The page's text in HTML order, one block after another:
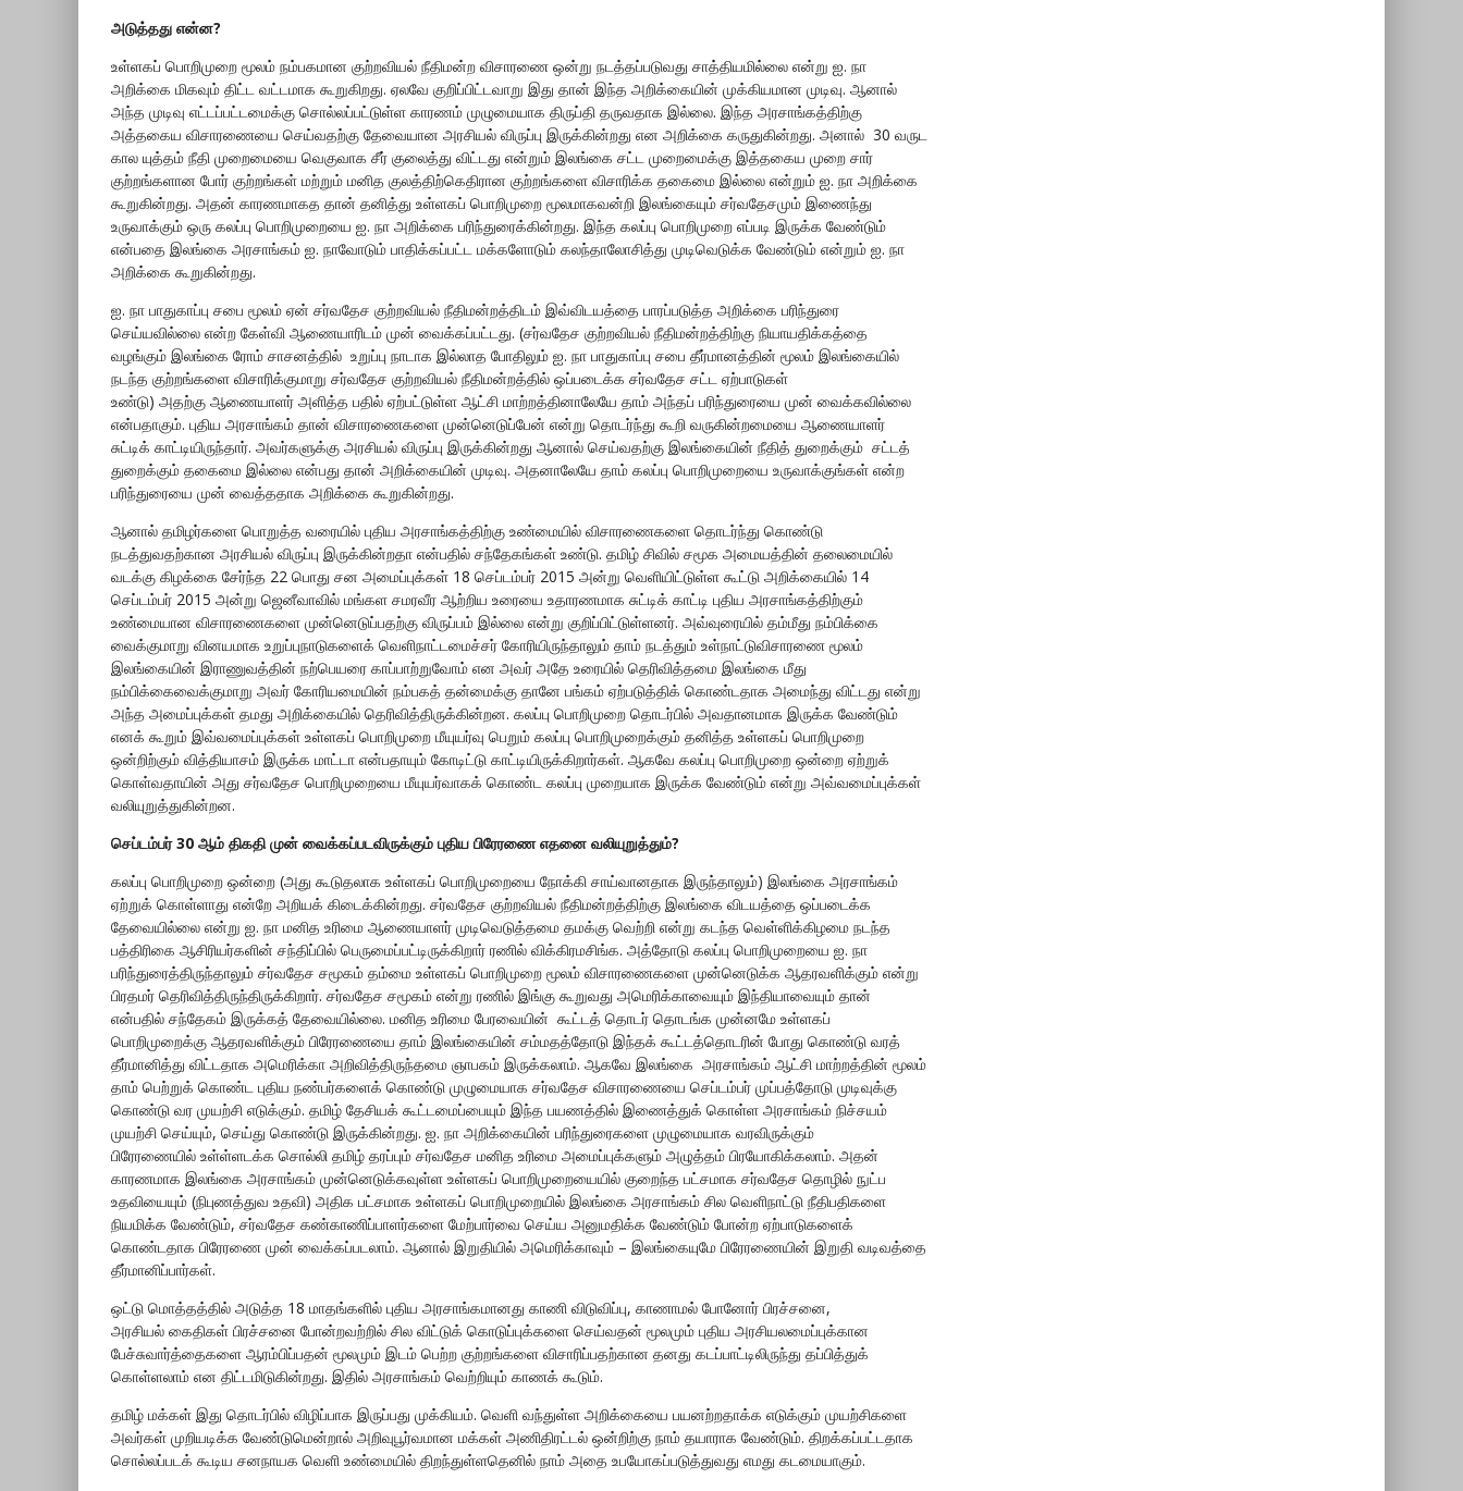
அடுத்தது என்ன?
உள்ளகப் பொறிமுறை மூலம் நம்பகமான குற்றவியல் நீதிமன்ற விசாரணை ஒன்று நடத்தப்படுவது சாத்தியமில்லை என்று ஐ. நா
அறிக்கை மிகவும் திட்ட வட்டமாக கூறுகிறது. ஏலவே குறிப்பிட்டவாறு இது தான் இந்த அறிக்கையின் முக்கியமான முடிவு. ஆனால்
அந்த முடிவு எட்டப்பட்டமைக்கு சொல்லப்பட்டுள்ள காரணம் முழுமையாக திருப்தி தருவதாக இல்லை. இந்த அரசாங்கத்திற்கு
அத்தகைய விசாரணையை செய்வதற்கு தேவையான அரசியல் விருப்பு இருக்கின்றது என அறிக்கை கருதுகின்றது. அனால் 30 வருட
கால யுத்தம் நீதி முறைமையை வெகுவாக சீர் குலைத்து விட்டது என்றும் இலங்கை சட்ட முறைமைக்கு இத்தகைய முறை சார்
குற்றங்களான போர் குற்றங்கள் மற்றும் மனித குலத்திற்கெதிரான குற்றங்களை விசாரிக்க தகைமை இல்லை என்றும் ஐ. நா அறிக்கை
கூறுகின்றது. அதன் காரணமாகத தான் தனித்து உள்ளகப் பொறிமுறை மூலமாகவன்றி இலங்கையும் சர்வதேசமும் இணைந்து
உருவாக்கும் ஒரு கலப்பு பொறிமுறையை ஐ. நா அறிக்கை பரிந்துரைக்கின்றது. இந்த கலப்பு பொறிமுறை எப்படி இருக்க வேண்டும்
என்பதை இலங்கை அரசாங்கம் ஐ. நாவோடும் பாதிக்கப்பட்ட மக்களோடும் கலந்தாலோசித்து முடிவெடுக்க வேண்டும் என்றும் ஐ. நா
அறிக்கை கூறுகின்றது.
ஐ. நா பாதுகாப்பு சபை மூலம் ஏன் சர்வதேச குற்றவியல் நீதிமன்றத்திடம் இவ்விடயத்தை பாரப்படுத்த அறிக்கை பரிந்துரை
செய்யவில்லை என்ற கேள்வி ஆணையாரிடம் முன் வைக்கப்பட்டது. (சர்வதேச குற்றவியல் நீதிமன்றத்திற்கு நியாயதிக்கத்தை
வழங்கும் இலங்கை ரோம் சாசனத்தில் உறுப்பு நாடாக இல்லாத போதிலும் ஐ. நா பாதுகாப்பு சபை தீர்மானத்தின் மூலம் இலங்கையில்
நடந்த குற்றங்களை விசாரிக்குமாறு சர்வதேச குற்றவியல் நீதிமன்றத்தில் ஒப்படைக்க சர்வதேச சட்ட ஏற்பாடுகள்
உண்டு) அதற்கு ஆணையாளர் அளித்த பதில் ஏற்பட்டுள்ள ஆட்சி மாற்றத்தினாலேயே தாம் அந்தப் பரிந்துரையை முன் வைக்கவில்லை
என்பதாகும். புதிய அரசாங்கம் தான் விசாரணைகளை முன்னெடுப்பேன் என்று தொடர்ந்து கூறி வருகின்றமையை ஆணையாளர்
சுட்டிக் காட்டியிருந்தார். அவர்களுக்கு அரசியல் விருப்பு இருக்கின்றது ஆனால் செய்வதற்கு இலங்கையின் நீதித் துறைக்கும் சட்டத்
துறைக்கும் தகைமை இல்லை என்பது தான் அறிக்கையின் முடிவு. அதனாலேயே தாம் கலப்பு பொறிமுறையை உருவாக்குங்கள் என்ற
பரிந்துரையை முன் வைத்ததாக அறிக்கை கூறுகின்றது.
ஆனால் தமிழர்களை பொறுத்த வரையில் புதிய அரசாங்கத்திற்கு உண்மையில் விசாரணைகளை தொடர்ந்து கொண்டு
நடத்துவதற்கான அரசியல் விருப்பு இருக்கின்றதா என்பதில் சந்தேகங்கள் உண்டு. தமிழ் சிவில் சமூக அமையத்தின் தலைமையில்
வடக்கு கிழக்கை சேர்ந்த 22 பொது சன அமைப்புக்கள் 18 செப்டம்பர் 2015 அன்று வெளியிட்டுள்ள கூட்டு அறிக்கையில் 14
செப்டம்பர் 2015 அன்று ஜெனீவாவில் மங்கள சமரவீர ஆற்றிய உரையை உதாரணமாக சுட்டிக் காட்டி புதிய அரசாங்கத்திற்கும்
உண்மையான விசாரணைகளை முன்னெடுப்பதற்கு விருப்பம் இல்லை என்று குறிப்பிட்டுள்ளனர். அவ்வுரையில் தம்மீது நம்பிக்கை
வைக்குமாறு வினயமாக உறுப்புநாடுகளைக் வெளிநாட்டமைச்சர் கோரியிருந்தாலும் தாம் நடத்தும் உள்நாட்டுவிசாரணை மூலம்
இலங்கையின் இராணுவத்தின் நற்பெயரை காப்பாற்றுவோம் என அவர் அதே உரையில் தெரிவித்தமை இலங்கை மீது
நம்பிக்கைவைக்குமாறு அவர் கோரியமையின் நம்பகத் தன்மைக்கு தானே பங்கம் ஏற்படுத்திக் கொண்டதாக அமைந்து விட்டது என்று
அந்த அமைப்புக்கள் தமது அறிக்கையில் தெரிவித்திருக்கின்றன. கலப்பு பொறிமுறை தொடர்பில் அவதானமாக இருக்க வேண்டும்
எனக் கூறும் இவ்வமைப்புக்கள் உள்ளகப் பொறிமுறை மீயுயர்வு பெறும் கலப்பு பொறிமுறைக்கும் தனித்த உள்ளகப் பொறிமுறை
ஒன்றிற்கும் வித்தியாசம் இருக்க மாட்டா என்பதாயும் கோடிட்டு காட்டியிருக்கிறார்கள். ஆகவே கலப்பு பொறிமுறை ஒன்றை ஏற்றுக்
கொள்வதாயின் அது சர்வதேச பொறிமுறையை மீயுயர்வாகக் கொண்ட கலப்பு முறையாக இருக்க வேண்டும் என்று அவ்வமைப்புக்கள்
வலியுறுத்துகின்றன.
செப்டம்பர் 30 ஆம் திகதி முன் வைக்கப்படவிருக்கும் புதிய பிரேரணை எதனை வலியுறுத்தும்?
கலப்பு பொறிமுறை ஒன்றை (அது கூடுதலாக உள்ளகப் பொறிமுறையை நோக்கி சாய்வானதாக இருந்தாலும்) இலங்கை அரசாங்கம்
ஏற்றுக் கொள்ளாது என்றே அறியக் கிடைக்கின்றது. சர்வதேச குற்றவியல் நீதிமன்றத்திற்கு இலங்கை விடயத்தை ஒப்படைக்க
தேவையில்லை என்று ஐ. நா மனித உரிமை ஆணையாளர் முடிவெடுத்தமை தமக்கு வெற்றி என்று கடந்த வெள்ளிக்கிழமை நடந்த
பத்திரிகை ஆசிரியர்களின் சந்திப்பில் பெருமைப்பட்டிருக்கிறார் ரணில் விக்கிரமசிங்க. அத்தோடு கலப்பு பொறிமுறையை ஐ. நா
பரிந்துரைத்திருந்தாலும் சர்வதேச சமூகம் தம்மை உள்ளகப் பொறிமுறை மூலம் விசாரணைகளை முன்னெடுக்க ஆதரவளிக்கும் என்று
பிரதமர் தெரிவித்திருந்திருக்கிறார். சர்வதேச சமூகம் என்று ரணில் இங்கு கூறுவது அமெரிக்காவையும் இந்தியாவையும் தான்
என்பதில் சந்தேகம் இருக்கத் தேவையில்லை. மனித உரிமை பேரவையின் கூட்டத் தொடர் தொடங்க முன்னமே உள்ளகப்
பொறிமுறைக்கு ஆதரவளிக்கும் பிரேரணையை தாம் இலங்கையின் சம்மதத்தோடு இந்தக் கூட்டத்தொடரின் போது கொண்டு வரத்
தீர்மானித்து விட்டதாக அமெரிக்கா அறிவித்திருந்தமை ஞாபகம் இருக்கலாம். ஆகவே இலங்கை அரசாங்கம் ஆட்சி மாற்றத்தின் மூலம்
தாம் பெற்றுக் கொண்ட புதிய நண்பர்களைக் கொண்டு முழுமையாக சர்வதேச விசாரணையை செப்டம்பர் முப்பத்தோடு முடிவுக்கு
கொண்டு வர முயற்சி எடுக்கும். தமிழ் தேசியக் கூட்டமைப்பையும் இந்த பயணத்தில் இணைத்துக் கொள்ள அரசாங்கம் நிச்சயம்
முயற்சி செய்யும், செய்து கொண்டு இருக்கின்றது. ஐ. நா அறிக்கையின் பரிந்துரைகளை முழுமையாக வரவிருக்கும்
பிரேரணையில் உள்ள்ளடக்க சொல்லி தமிழ் தரப்பும் சர்வதேச மனித உரிமை அமைப்புக்களும் அழுத்தம் பிரயோகிக்கலாம். அதன்
காரணமாக இலங்கை அரசாங்கம் முன்னெடுக்கவுள்ள உள்ளகப் பொறிமுறையையில் குறைந்த பட்சமாக சர்வதேச தொழில் நுட்ப
உதவியையும் (நிபுணத்துவ உதவி) அதிக பட்சமாக உள்ளகப் பொறிமுறையில் இலங்கை அரசாங்கம் சில வெளிநாட்டு நீதிபதிகளை
நியமிக்க வேண்டும், சர்வதேச கண்காணிப்பாளர்களை மேற்பார்வை செய்ய அனுமதிக்க வேண்டும் போன்ற ஏற்பாடுகளைக்
கொண்டதாக பிரேரணை முன் வைக்கப்படலாம். ஆனால் இறுதியில் அமெரிக்காவும் – இலங்கையுமே பிரேரணையின் இறுதி வடிவத்தை
தீர்மானிப்பார்கள்.
ஒட்டு மொத்தத்தில் அடுத்த 18 மாதங்களில் புதிய அரசாங்கமானது காணி விடுவிப்பு, காணாமல் போனோர் பிரச்சனை,
அரசியல் கைதிகள் பிரச்சனை போன்றவற்றில் சில விட்டுக் கொடுப்புக்களை செய்வதன் மூலமும் புதிய அரசியலமைப்புக்கான
பேச்சுவார்த்தைகளை ஆரம்பிப்பதன் மூலமும் இடம் பெற்ற குற்றங்களை விசாரிப்பதற்கான தனது கடப்பாட்டிலிருந்து தப்பித்துக்
கொள்ளலாம் என திட்டமிடுகின்றது. இதில் அரசாங்கம் வெற்றியும் காணக் கூடும்.
தமிழ் மக்கள் இது தொடர்பில் விழிப்பாக இருப்பது முக்கியம். வெளி வந்துள்ள அறிக்கையை பயனற்றதாக்க எடுக்கும் முயற்சிகளை
அவர்கள் முறியடிக்க வேண்டுமென்றால் அறிவுபூர்வமான மக்கள் அணிதிரட்டல் ஒன்றிற்கு நாம் தயாராக வேண்டும். திறக்கப்பட்டதாக
சொல்லப்படக் கூடிய சனநாயக வெளி உண்மையில் திறந்துள்ளதெனில் நாம் அதை உபயோகப்படுத்துவது எமது கடமையாகும்.